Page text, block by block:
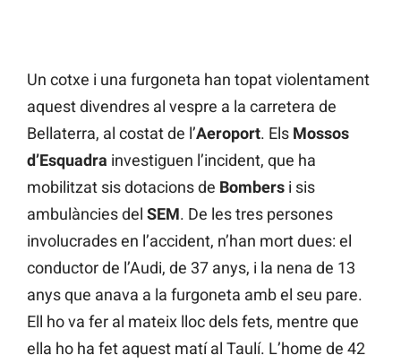
Un cotxe i una furgoneta han topat violentament
aquest divendres al vespre a la carretera de
Bellaterra, al costat de l’Aeroport. Els Mossos
d’Esquadra investiguen l’incident, que ha
mobilitzat sis dotacions de Bombers i sis
ambulàncies del SEM. De les tres persones
involucrades en l’accident, n’han mort dues: el
conductor de l’Audi, de 37 anys, i la nena de 13
anys que anava a la furgoneta amb el seu pare.
Ell ho va fer al mateix lloc dels fets, mentre que
ella ho ha fet aquest matí al Taulí. L’home de 42